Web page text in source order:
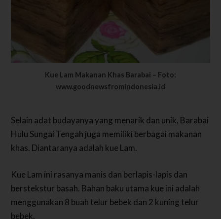
Kue Lam Makanan Khas Barabai – Foto:
www.goodnewsfromindonesia.id
Selain adat budayanya yang menarik dan unik, Barabai
Hulu Sungai Tengah juga memiliki berbagai makanan
khas. Diantaranya adalah kue Lam.
Kue Lam ini rasanya manis dan berlapis-lapis dan
berstekstur basah. Bahan baku utama kue ini adalah
menggunakan 8 buah telur bebek dan 2 kuning telur
bebek.